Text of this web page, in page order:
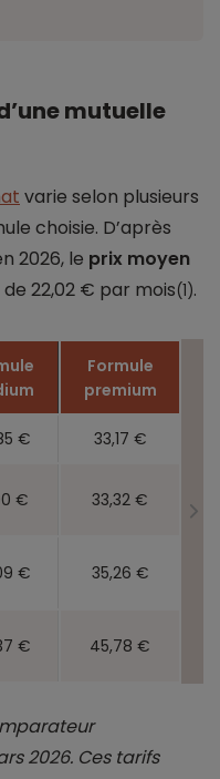
mutuelle
varie selon plusieurs
choisie. D’après
2026, le prix moyen
22,02 € par mois(1).
Formule
premium
€ 33,17 €
€ 33,32 €
€ 35,26 €
€ 45,78 €
2026. Ces tarifs